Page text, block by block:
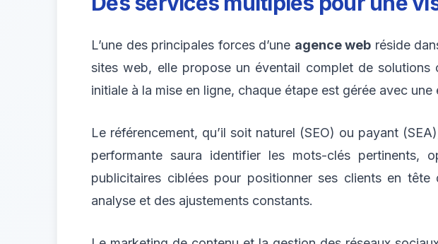
L’une des principales forces d’une agence web réside
sites web, elle propose un éventail complet de solutions
initiale à la mise en ligne, chaque étape est gérée avec
Le référencement, qu’il soit naturel (SEO) ou payant
performante saura identifier les mots-clés pertinents,
publicitaires ciblées pour positionner ses clients en
analyse et des ajustements constants.